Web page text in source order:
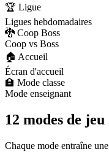
🏆 Ligue
Ligues hebdomadaires
🐉 Coop Boss
Coop vs Boss
🏠 Accueil
Écran d'accueil
🏫 Mode classe
Mode enseignant
12 modes de jeu
Chaque mode entraîne